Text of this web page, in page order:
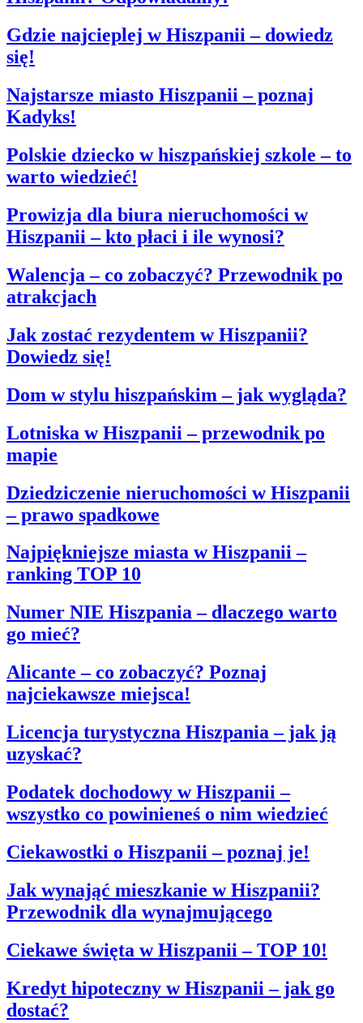
Gdzie najcieplej w Hiszpanii – dowiedz
się!
Najstarsze miasto Hiszpanii – poznaj
Kadyks!
Polskie dziecko w hiszpańskiej szkole – to
warto wiedzieć!
Prowizja dla biura nieruchomości w
Hiszpanii – kto płaci i ile wynosi?
Walencja – co zobaczyć? Przewodnik po
atrakcjach
Jak zostać rezydentem w Hiszpanii?
Dowiedz się!
Dom w stylu hiszpańskim – jak wygląda?
Lotniska w Hiszpanii – przewodnik po
mapie
Dziedziczenie nieruchomości w Hiszpanii
– prawo spadkowe
Najpiękniejsze miasta w Hiszpanii –
ranking TOP 10
Numer NIE Hiszpania – dlaczego warto
go mieć?
Alicante – co zobaczyć? Poznaj
najciekawsze miejsca!
Licencja turystyczna Hiszpania – jak ją
uzyskać?
Podatek dochodowy w Hiszpanii –
wszystko co powinieneś o nim wiedzieć
Ciekawostki o Hiszpanii – poznaj je!
Jak wynająć mieszkanie w Hiszpanii?
Przewodnik dla wynajmującego
Ciekawe święta w Hiszpanii – TOP 10!
Kredyt hipoteczny w Hiszpanii – jak go
dostać?